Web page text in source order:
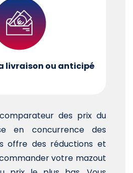
livraison ou anticipé
des prix du
en concurrence des
offre des réductions et
votre mazout